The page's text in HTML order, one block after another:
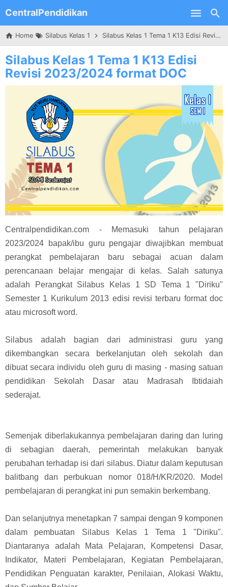
Skip to main content
CentralPendidikan
Home Silabus Kelas 1 Silabus Kelas 1 Tema 1 K13 Edisi Revisi 2023/2024 format DOC
Silabus Kelas 1 Tema 1 K13 Edisi
Revisi 2023/2024 format DOC
Centralpendidikan.com - Memasuki tahun pelajaran
2023/2024 bapak/ibu guru pengajar diwajibkan membuat
perangkat pembelajaran baru sebagai acuan dalam
perencanaan belajar mengajar di kelas. Salah satunya
adalah Perangkat Silabus Kelas 1 SD Tema 1 "Diriku"
Semester 1 Kurikulum 2013 edisi revisi terbaru format doc
atau microsoft word.
Silabus adalah bagian dari administrasi guru yang
dikembangkan secara berkelanjutan oleh sekolah dan
dibuat secara individu oleh guru di masing - masing satuan
pendidikan Sekolah Dasar atau Madrasah Ibtidaiah
sederajat.
Semenjak diberlakukannya pembelajaran daring dan luring
di sebagian daerah, pemerintah melakukan banyak
perubahan terhadap isi dari silabus. Diatur dalam keputusan
balitbang dan perbukuan nomor 018/H/KR/2020. Model
pembelajaran di perangkat ini pun semakin berkembang.
Dan selanjutnya menetapkan 7 sampai dengan 9 komponen
dalam pembuatan Silabus Kelas 1 Tema 1 "Diriku".
Diantaranya adalah
Mata
Pelajaran, Kompetensi Dasar,
Indikator, Materi Pembelajaran, Kegiatan Pembelajaran,
Pendidikan Penguatan karakter, Penilaian, Alokasi Waktu,